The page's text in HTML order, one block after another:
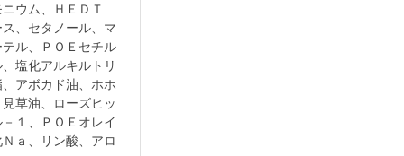
ウム、ＨＥＤＴ
、セタノール、マ
ル、ＰＯＥセチル
塩化アルキルトリ
アボカド油、ホホ
草油、ローズヒッ
１、ＰＯＥオレイ
ａ、リン酸、アロ